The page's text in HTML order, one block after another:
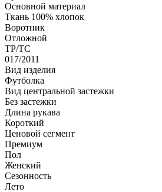
Основной материал
Ткань 100% хлопок
Воротник
Отложной
ТР/ТС
017/2011
Вид изделия
Футболка
Вид центральной застежки
Без застежки
Длина рукава
Короткий
Ценовой сегмент
Премиум
Пол
Женский
Сезонность
Лето